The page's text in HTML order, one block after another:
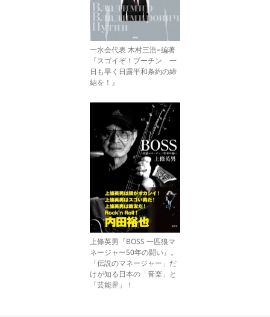
一水会代表 木村三浩=編著
『スゴイぞ！プーチン 一
日も早く日露平和条約の締
結を！』
上條英男『BOSS 一匹狼マ
ネージャー50年の闘い』。
「伝説のマネージャー」だ
けが知る日本の「音楽」と
「芸能界」！